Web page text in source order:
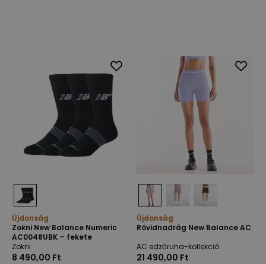
Újdonság
Zokni New Balance Numeric
AC0048UBK – fekete
Zokni
8 490,00 Ft
Újdonság
Rövidnadrág New Balance AC
AC edzőruha-kollekció
21 490,00 Ft